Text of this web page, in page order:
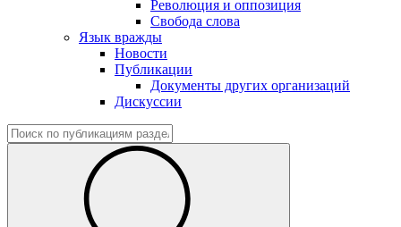
Революция и оппозиция
Свобода слова
Язык вражды
Новости
Публикации
Документы других организаций
Дискуссии